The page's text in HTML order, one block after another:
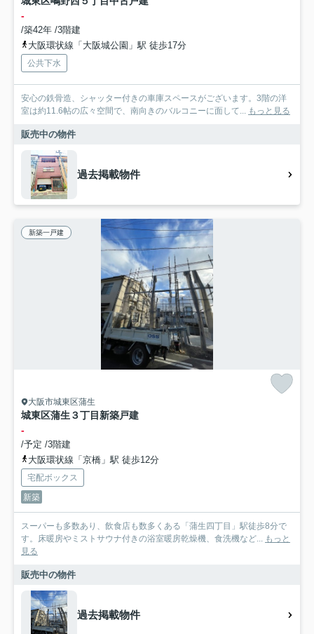
-
/築42年 /3階建
大阪環状線「大阪城公園」駅 徒歩17分
公共下水
安心の鉄骨造、シャッター付きの車庫スペースがございます。3階の洋
室は約11.6帖の広々空間で、南向きのバルコニーに面して... もっと見る
販売中の物件
過去掲載物件
新築一戸建
大阪市城東区蒲生
城東区蒲生３丁目新築戸建
-
/予定 /3階建
大阪環状線「京橋」駅 徒歩12分
宅配ボックス
新築
スーパーも多数あり、飲食店も数多くある「蒲生四丁目」駅徒歩8分で
す。床暖房やミストサウナ付きの浴室暖房乾燥機、食洗機など... もっと
見る
販売中の物件
過去掲載物件